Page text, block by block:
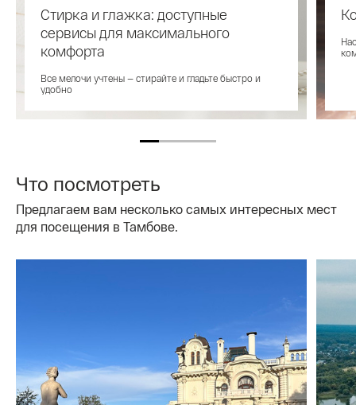
Стирка и глажка: доступные
сервисы для максимального
комфорта
Все мелочи учтены — стирайте и гладьте быстро и
удобно
Что посмотреть
Предлагаем вам несколько самых интересных мест
для посещения в Тамбове.